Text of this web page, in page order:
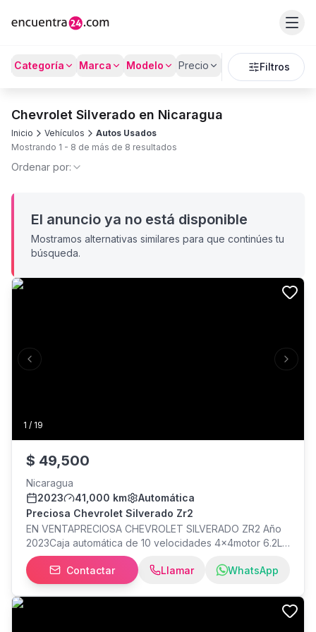
Categoría Marca Modelo Precio KilómetrosFiltros
Chevrolet Silverado en Nicaragua
Inicio Vehículos
Autos Usados
Mostrando 1 - 8 de más de 8 resultados
Ordenar por:
El anuncio ya no está disponible
Mostramos alternativas similares para que continúes tu
búsqueda.
1 / 19
Previous slide Next
$ 49,500
Nicaragua
2023
41,000 km
Automática
Preciosa Chevrolet Silverado Zr2
EN VENTAPRECIOSA CHEVROLET SILVERADO ZR2 Año
2023Caja automática de 10 velocidades 4x4motor 6.2L
gasolina asientos de cuero, eléctricos y
climatizadosQuemacoco eléctrico sistema de audio
Bose, radio con soporte car play y Android auto Para
más información al numero WhatsApp. Ver menos
Contactar Llamar WhatsApp